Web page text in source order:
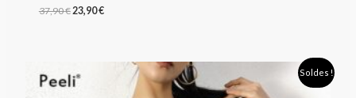
37,90€ 23,90€
Soldes !
prix